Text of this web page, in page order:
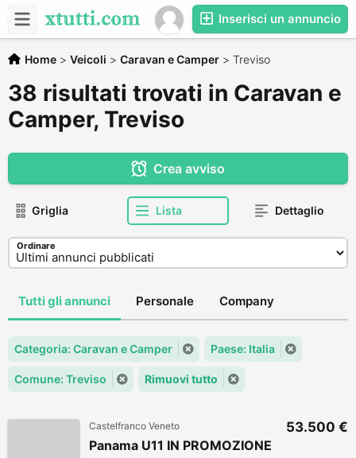
Inserisci un annuncio
Home > Veicoli > Caravan e Camper > Treviso
38 risultati trovati in Caravan e
Camper, Treviso
Crea avviso
Griglia Lista Dettaglio
Ordinare
Tutti gli annunci Personale Company
Categoria: Caravan e Camper Paese: Italia
Comune: Treviso Rimuovi tutto
Castelfranco Veneto
Panama U11 IN PROMOZIONE
53.500 €